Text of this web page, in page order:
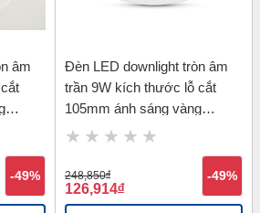
âm
-49%
Đèn LED downlight tròn âm
trần 9W kích thước lỗ cắt
105mm ánh sáng vàng
Philips 59449 MESON 9W
248,850đ
126,914đ
-49%